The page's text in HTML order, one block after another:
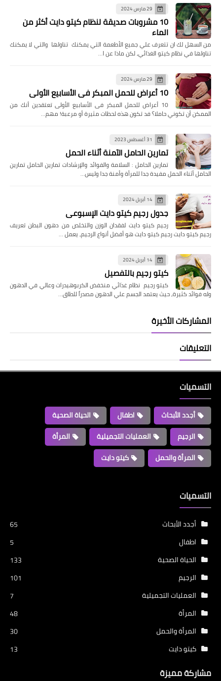
29 مارس 2024
10 مشروبات صديقة لنظام كيتو دايت أكثر من
الماء
من السهل لك ان تتعرف علي جميع الأطعمة التي يمكنك تناولها والتي لا يمكنك
تناولها في نظام كيتو الغذائي، لكن ماذا عن ا…
29 مارس 2024
10 أعراض للحمل المبكر فى الأسابيع الأولى
10 أعراض للحمل المبكر فى الأسابيع الأولى تعتقدين أنك من
الممكن أن تكوني حاملا؟ فد تكون هذه لحظات مثيرة أو مرعبة! مهم…
31 أغسطس 2023
تمارين الحامل الآمنة أثناء الحمل
تمارين الحامل : السلامة والفوائد والإرشادات تمارين الحامل تمارين
الحامل أثناء الحمل مفيدة جدا للمرأة وأمنة جدا وليس…
14 أبريل 2024
جدول رجيم كيتو دايت الإسبوعى
رجيم كيتو دايت لفقدان الوزن والتخلص من دهون البطن تعريف
رجيم كيتو دايت رجيم كيتو دايت هو أفضل أنواع الرجيم، يعمل …
14 أبريل 2024
كيتو رجيم بالتفصيل
كيتو رجيم نظام غذائي منخفض الكربوهيدرات وعالي في الدهون
وله فوائد كثيرة، حيث يعتمد الجسم علي الدهون مصدراً للطاق…
المشاركات الأخيرة
التعليقات
التسميات
أجدد الأبحاث اطفال
الحياة الصحية
الرجيم
العمليات التجميلية
المرأة
المرأة والحمل
كيتو دايت
التسميات
أجدد الأبحاث
65
اطفال
5
الحياة الصحية
133
الرجيم
101
العمليات التجميلية
7
المرأة
48
المرأة والحمل
30
كيتو دايت
13
مشاركة مميزة